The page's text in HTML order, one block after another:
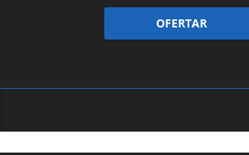
OFERTAR